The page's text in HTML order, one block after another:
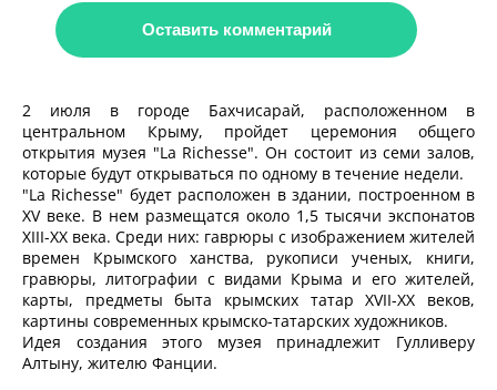
Оставить комментарий
2 июля в городе Бахчисарай, расположенном в
центральном Крыму, пройдет церемония общего
открытия музея "La Richesse". Он состоит из семи залов,
которые будут открываться по одному в течение недели.
"La Richesse" будет расположен в здании, построенном в
XV веке. В нем размещатся около 1,5 тысячи экспонатов
XIII-XX века. Среди них: гаврюры с изображением жителей
времен Крымского ханства, рукописи ученых, книги,
гравюры, литографии с видами Крыма и его жителей,
карты, предметы быта крымских татар XVII-XX веков,
картины современных крымско-татарских художников.
Идея создания этого музея принадлежит Гулливеру
Алтыну, жителю Фанции.